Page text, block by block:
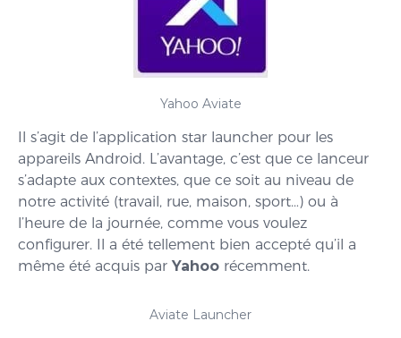
Yahoo Aviate
Il s’agit de l’application star launcher pour les
appareils Android. L’avantage, c’est que ce lanceur
s’adapte aux contextes, que ce soit au niveau de
notre activité (travail, rue, maison, sport…) ou à
l’heure de la journée, comme vous voulez
configurer. Il a été tellement bien accepté qu’il a
même été acquis par Yahoo récemment.
Aviate Launcher